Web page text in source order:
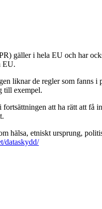
gäller i hela EU och har
EU.
liknar de regler som fanns i
till exempel.
att ha rätt att få
hälsa, etniskt ursprung,
dataskydd/